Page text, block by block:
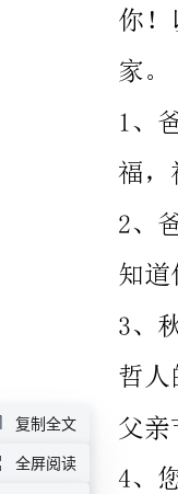
福
父亲节日快乐！
复制全文
全屏阅读